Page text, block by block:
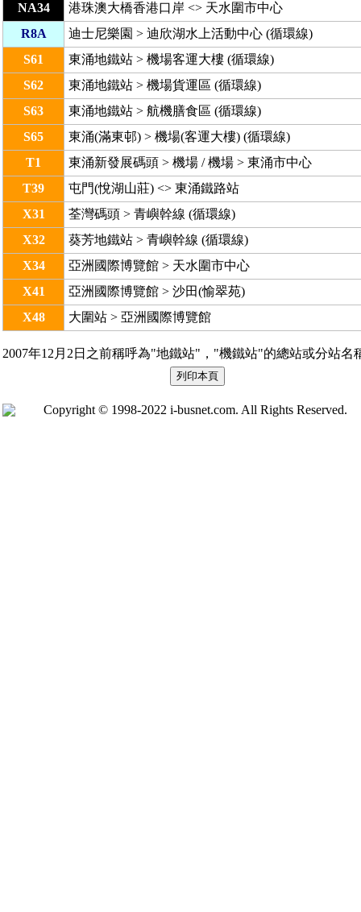
NA34
港珠澳大橋香港口岸 <> 天水圍市中心
R8A
迪士尼樂園 > 迪欣湖水上活動中心 (循環線)
S61
東涌地鐵站 > 機場客運大樓 (循環線)
S62
東涌地鐵站 > 機場貨運區 (循環線)
S63
東涌地鐵站 > 航機膳食區 (循環線)
S65
東涌(滿東邨) > 機場(客運大樓) (循環線)
T1
東涌新發展碼頭 > 機場 / 機場 > 東涌市中心
T39
屯門(悅湖山莊) <> 東涌鐵路站
X31
荃灣碼頭 > 青嶼幹線 (循環線)
X32
葵芳地鐵站 > 青嶼幹線 (循環線)
X34
亞洲國際博覽館 > 天水圍市中心
X41
亞洲國際博覽館 > 沙田(愉翠苑)
X48
大圍站 > 亞洲國際博覽館
2007年12月2日之前稱呼為"地鐵站"，"機鐵站"的總站或分站
Copyright © 1998-2022 i-busnet.com. All Rights Reserved.